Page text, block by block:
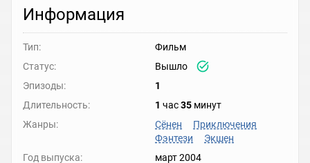
Информация
Тип:
Фильм
Статус:
Вышло
Эпизоды:
1
Длительность:
1 час35 минут
Жанры:
Сёнен
Приключения
Фэнтези
Экшен
Год выпуска:
март 2004